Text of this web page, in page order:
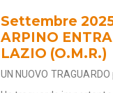
Settembre
ARPINO
LAZIO (O.M.R.)
UN NUOVO